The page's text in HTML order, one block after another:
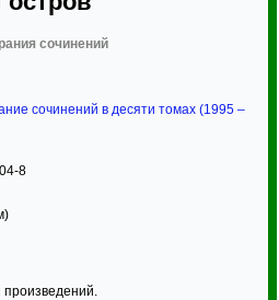
сочинений
сочинений в десяти томах (1995 –
8
произведений.